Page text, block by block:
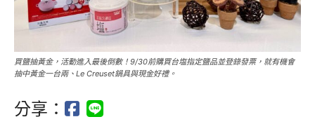
買鹽抽黃金，活動進入最後倒數！9/30前購買台塩指定鹽品並登錄發票，就有機會
抽中黃金一台兩、Le Creuset鍋具與現金好禮。
分享：